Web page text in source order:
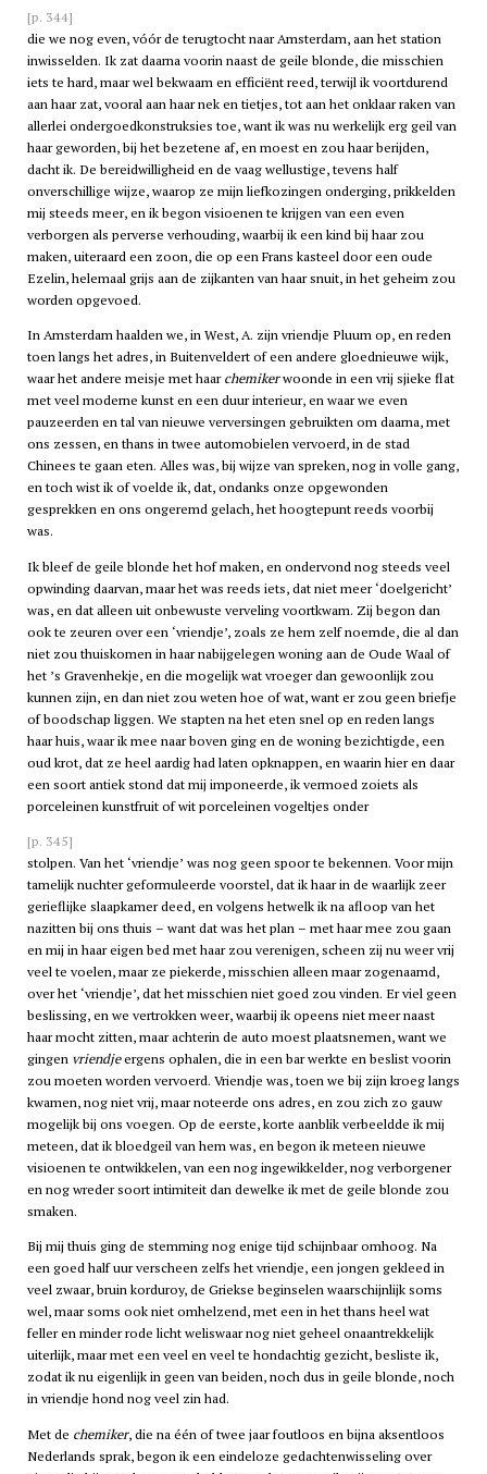
[p. 344]
die we nog even, vóór de terugtocht naar Amsterdam, aan het station
inwisselden. Ik zat daarna voorin naast de geile blonde, die misschien
iets te hard, maar wel bekwaam en efficiënt reed, terwijl ik voortdurend
aan haar zat, vooral aan haar nek en tietjes, tot aan het onklaar raken van
allerlei ondergoedkonstruksies toe, want ik was nu werkelijk erg geil van
haar geworden, bij het bezetene af, en moest en zou haar berijden,
dacht ik. De bereidwilligheid en de vaag wellustige, tevens half
onverschillige wijze, waarop ze mijn liefkozingen onderging, prikkelden
mij steeds meer, en ik begon visioenen te krijgen van een even
verborgen als perverse verhouding, waarbij ik een kind bij haar zou
maken, uiteraard een zoon, die op een Frans kasteel door een oude
Ezelin, helemaal grijs aan de zijkanten van haar snuit, in het geheim zou
worden opgevoed.
In Amsterdam haalden we, in West, A. zijn vriendje Pluum op, en reden
toen langs het adres, in Buitenveldert of een andere gloednieuwe wijk,
waar het andere meisje met haarchemikerwoonde in een vrij sjieke flat
met veel moderne kunst en een duur interieur, en waar we even
pauzeerden en tal van nieuwe verversingen gebruikten om daarna, met
ons zessen, en thans in twee automobielen vervoerd, in de stad
Chinees te gaan eten. Alles was, bij wijze van spreken, nog in volle gang,
en toch wist ik of voelde ik, dat, ondanks onze opgewonden
gesprekken en ons ongeremd gelach, het hoogtepunt reeds voorbij
was.
Ik bleef de geile blonde het hof maken, en ondervond nog steeds veel
opwinding daarvan, maar het was reeds iets, dat niet meer ‘doelgericht’
was, en dat alleen uit onbewuste verveling voortkwam. Zij begon dan
ook te zeuren over een ‘vriendje’, zoals ze hem zelf noemde, die al dan
niet zou thuiskomen in haar nabijgelegen woning aan de Oude Waal of
het ’s Gravenhekje, en die mogelijk wat vroeger dan gewoonlijk zou
kunnen zijn, en dan niet zou weten hoe of wat, want er zou geen briefje
of boodschap liggen. We stapten na het eten snel op en reden langs
haar huis, waar ik mee naar boven ging en de woning bezichtigde, een
oud krot, dat ze heel aardig had laten opknappen, en waarin hier en daar
een soort antiek stond dat mij imponeerde, ik vermoed zoiets als
porceleinen kunstfruit of wit porceleinen vogeltjes onder
[p. 345]
stolpen. Van het ‘vriendje’ was nog geen spoor te bekennen. Voor mijn
tamelijk nuchter geformuleerde voorstel, dat ik haar in de waarlijk zeer
gerieflijke slaapkamer deed, en volgens hetwelk ik na afloop van het
nazitten bij ons thuis – want dat was het plan – met haar mee zou gaan
en mij in haar eigen bed met haar zou verenigen, scheen zij nu weer vrij
veel te voelen, maar ze piekerde, misschien alleen maar zogenaamd,
over het ‘vriendje’, dat het misschien niet goed zou vinden. Er viel geen
beslissing, en we vertrokken weer, waarbij ik opeens niet meer naast
haar mocht zitten, maar achterin de auto moest plaatsnemen, want we
gingen vriendjeergens ophalen, die in een bar werkte en beslist voorin
zou moeten worden vervoerd. Vriendje was, toen we bij zijn kroeg langs
kwamen, nog niet vrij, maar noteerde ons adres, en zou zich zo gauw
mogelijk bij ons voegen. Op de eerste, korte aanblik verbeeldde ik mij
meteen, dat ik bloedgeil van hem was, en begon ik meteen nieuwe
visioenen te ontwikkelen, van een nog ingewikkelder, nog verborgener
en nog wreder soort intimiteit dan dewelke ik met de geile blonde zou
smaken.
Bij mij thuis ging de stemming nog enige tijd schijnbaar omhoog. Na
een goed half uur verscheen zelfs het vriendje, een jongen gekleed in
veel zwaar, bruin korduroy, de Griekse beginselen waarschijnlijk soms
wel, maar soms ook niet omhelzend, met een in het thans heel wat
feller en minder rode licht weliswaar nog niet geheel onaantrekkelijk
uiterlijk, maar met een veel en veel te hondachtig gezicht, besliste ik,
zodat ik nu eigenlijk in geen van beiden, noch dus in geile blonde, noch
in vriendje hond nog veel zin had.
Met de chemiker, die na één of twee jaar foutloos en bijna aksentloos
Nederlands sprak, begon ik een eindeloze gedachtenwisseling over